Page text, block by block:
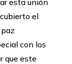
esta unión
el
con los
que este